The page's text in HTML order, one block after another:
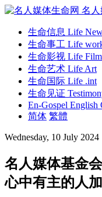
名人
生命信息 Life
生命事工 Life
生命影视 Life
生命艺术 Life Art
生命国际 Life .int
生命见证
En-Gospel English
简体 繁體
Wednesday, 10 July 2024
名人媒体基金
心中有主的人